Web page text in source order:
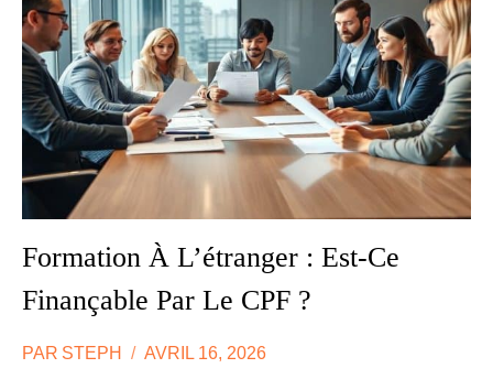
L’INTERNATIONAL
Formation À L’étranger : Est-Ce
Finançable Par Le CPF ?
PAR STEPH AVRIL 16, 2026